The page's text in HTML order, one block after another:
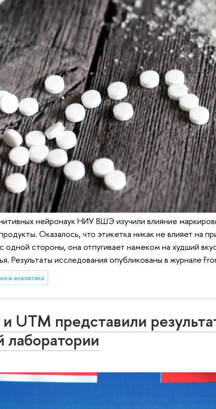
нейронаук НИУ ВШЭ изучили влияние
Оказалось, что этикетка никак не влияет на
одной стороны, она отпугивает намеком на худший
Результаты исследования опубликованы в журнале
и аналитика
представили
лаборатории